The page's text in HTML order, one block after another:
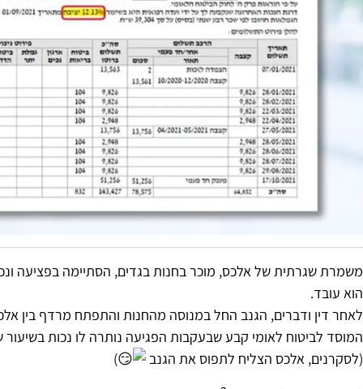
משמרת שגרתית של אלכס, מוכר בחנות בגדים, הסתיימה בפציעה
הוא עובד.
לאחר דין ודברים, הגנב החל במנוסה מהחנות והתפתח מרדף בין
המוסד לביטוח לאומי קבע שבעקבות הפגיעה נותרה לו נכות בשיעור של
(לסקרנים, אלכס הצליח לתפוס את הגנב
)